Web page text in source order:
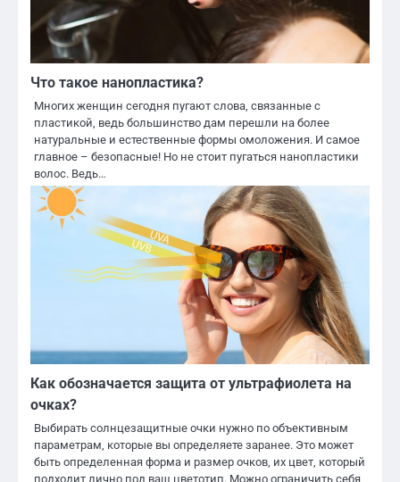
Что такое нанопластика?
Многих женщин сегодня пугают слова, связанные с
пластикой, ведь большинство дам перешли на более
натуральные и естественные формы омоложения. И самое
главное – безопасные! Но не стоит пугаться нанопластики
волос. Ведь…
Как обозначается защита от ультрафиолета на
очках?
Выбирать солнцезащитные очки нужно по объективным
параметрам, которые вы определяете заранее. Это может
быть определенная форма и размер очков, их цвет, который
подходит лично под ваш цветотип. Можно ограничить себя